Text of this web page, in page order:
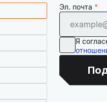
Эл. почта
Я